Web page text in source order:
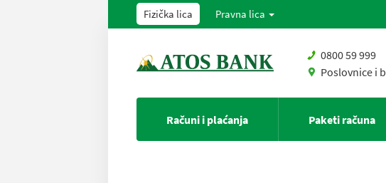
Fizička lica Pravna lica
0800 59 999
Poslovnice i
Računi i plaćanja Paketi računa